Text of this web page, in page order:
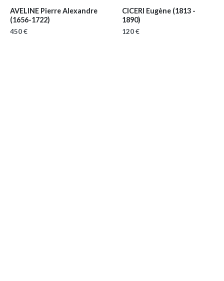
AVELINE Pierre Alexandre
(1656-1722)
450 €
CICERI Eugène (1813 -
1890)
120 €